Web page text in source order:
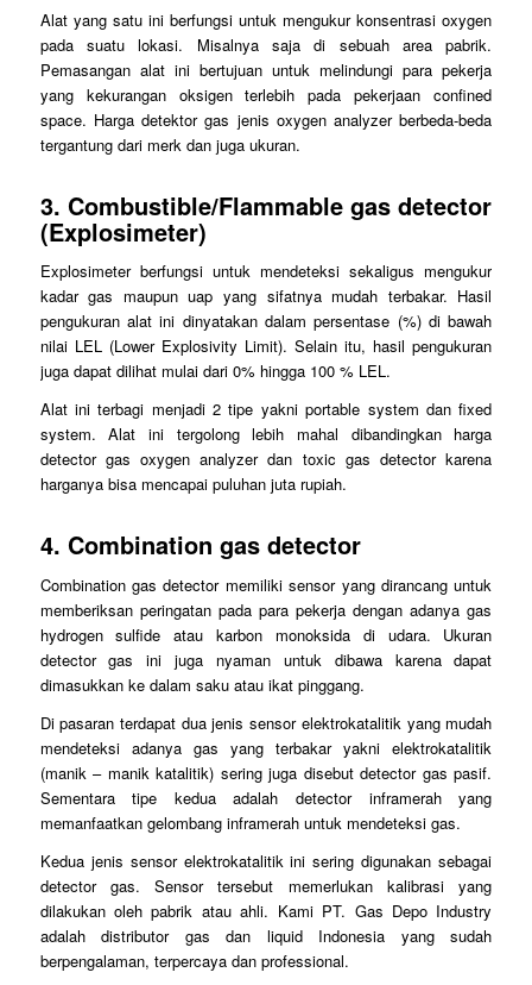
Alat yang satu ini berfungsi untuk mengukur konsentrasi oxygen
pada suatu lokasi. Misalnya saja di sebuah area pabrik.
Pemasangan alat ini bertujuan untuk melindungi para pekerja
yang kekurangan oksigen terlebih pada pekerjaan confined
space. Harga detektor gas jenis oxygen analyzer berbeda-beda
tergantung dari merk dan juga ukuran.
3. Combustible/Flammable gas detector
(Explosimeter)
Explosimeter berfungsi untuk mendeteksi sekaligus mengukur
kadar gas maupun uap yang sifatnya mudah terbakar. Hasil
pengukuran alat ini dinyatakan dalam persentase (%) di bawah
nilai LEL (Lower Explosivity Limit). Selain itu, hasil pengukuran
juga dapat dilihat mulai dari 0% hingga 100 % LEL.
Alat ini terbagi menjadi 2 tipe yakni portable system dan fixed
system. Alat ini tergolong lebih mahal dibandingkan harga
detector gas oxygen analyzer dan toxic gas detector karena
harganya bisa mencapai puluhan juta rupiah.
4. Combination gas detector
Combination gas detector memiliki sensor yang dirancang untuk
memberiksan peringatan pada para pekerja dengan adanya gas
hydrogen sulfide atau karbon monoksida di udara. Ukuran
detector gas ini juga nyaman untuk dibawa karena dapat
dimasukkan ke dalam saku atau ikat pinggang.
Di pasaran terdapat dua jenis sensor elektrokatalitik yang mudah
mendeteksi adanya gas yang terbakar yakni elektrokatalitik
(manik – manik katalitik) sering juga disebut detector gas pasif.
Sementara tipe kedua adalah detector inframerah yang
memanfaatkan gelombang inframerah untuk mendeteksi gas.
Kedua jenis sensor elektrokatalitik ini sering digunakan sebagai
detector gas. Sensor tersebut memerlukan kalibrasi yang
dilakukan oleh pabrik atau ahli. Kami PT. Gas Depo Industry
adalah distributor gas dan liquid Indonesia yang sudah
berpengalaman, terpercaya dan professional.